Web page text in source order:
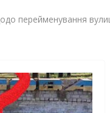
перейменування